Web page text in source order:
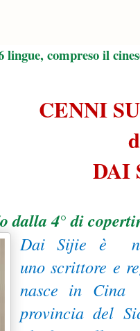
compreso il
CENNI
DAI
dalla 4° di
Dai Sijie è
unoscrittore e
nasce in Cina
provincia del